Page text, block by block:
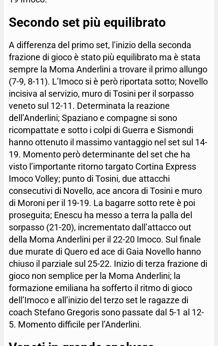
Secondo set più equilibrato
A differenza del primo set, l’inizio della seconda
frazione di gioco è stato più equilibrato ma è stata
sempre la Moma Anderlini a trovare il primo allungo
(7-9, 8-11). L’Imoco si è però riportata sotto; Novello
incisiva al servizio, muro di Tosini per il sorpasso
veneto sul 12-11. Determinata la reazione
dell’Anderlini; Spaziano e compagne si sono
ricompattate e sotto i colpi di Guerra e Sismondi
hanno ottenuto il massimo vantaggio nel set sul 14-
19. Momento però determinante del set che ha
visto l’importante ritorno targato Cortina Express
Imoco Volley; punto di Tosini, due attacchi
consecutivi di Novello, ace ancora di Tosini e muro
di Moroni per il 19-19. La bagarre sotto rete è poi
proseguita; Enescu ha messo a terra la palla del
sorpasso (21-20), incrementato dall’attacco out
della Moma Anderlini per il 22-20 Imoco. Sul finale
due murate di Quero ed ace di Gaia Novello hanno
chiuso il parziale sul 25-22. Inizio di terza frazione di
gioco non semplice per la Moma Anderlini; la
formazione emiliana ha sofferto il ritmo di gioco
dell’Imoco e all’inizio del terzo set le ragazze di
coach Stefano Gregoris sono passate dal 5-1 al 12-
5. Momento difficile per l’Anderlini.